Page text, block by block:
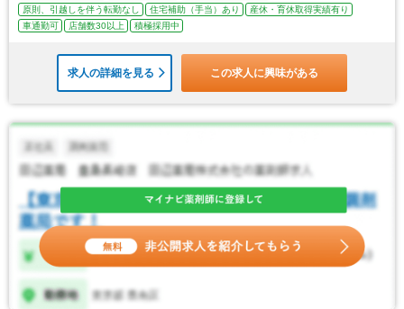
原則、引越しを伴う転勤なし
住宅補助（手当）あり
産休・育休取得実績有り
車通勤可
店舗数30以上 積極採用中
求人の詳細を見る この求人に興味がある